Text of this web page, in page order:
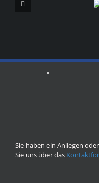
Sie haben ein Anliegen
Sie uns über das